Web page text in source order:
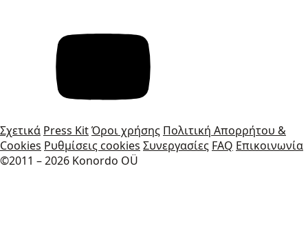
Σχετικά Press KitΌροι χρήσης Πολιτική Απορρήτου &
Cookies Ρυθμίσεις cookies Συνεργασίες FAQ Επικοινωνία
©2011 – 2026 Konordo OÜ